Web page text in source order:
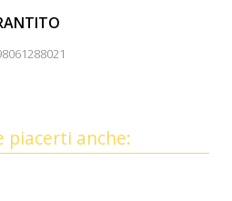
piacerti anche: